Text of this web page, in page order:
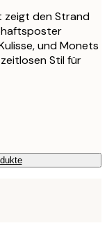
zeigt den Strand
und Monets
Stil für